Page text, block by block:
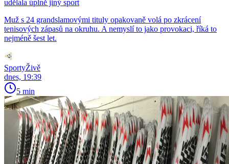
udělala úplně jiný sport
Muž s 24 grandslamovými tituly opakovaně volá po zkrácení
tenisových zápasů na okruhu. A nemyslí to jako provokaci, říká to
nejméně šest let.
SportyŽivě
dnes, 19:39
5 min